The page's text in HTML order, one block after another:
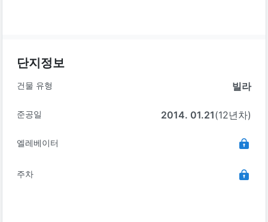
단지정보
건물 유형 빌라
준공일 2014. 01.21(12년차)
엘레베이터
주차